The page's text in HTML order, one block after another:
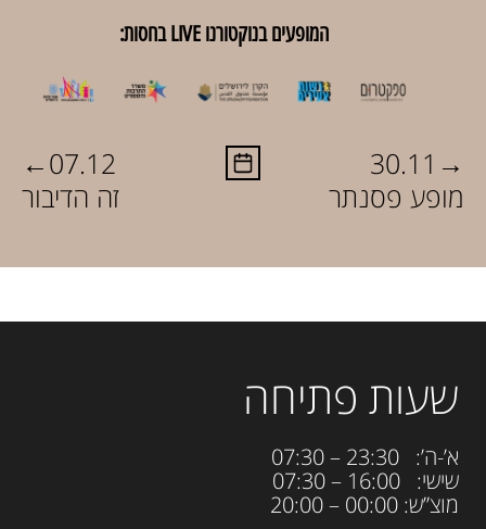
המופעים בנוקטורנו LIVE בחסות:
←07.12
זה הדיבור
30.11 →
מופע פסנתר
שעות פתיחה
א’-ה’: 23:30 – 07:30
שישי: 16:00 – 07:30
מוצ”ש: 00:00 – 20:00